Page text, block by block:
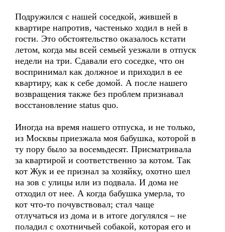
Подружился с нашей соседкой, жившей в
квартире напротив, частенько ходил в ней в
гости. Это обстоятельство оказалось кстати
летом, когда мы всей семьей уезжали в отпуск
недели на три. Сдавали его соседке, что он
воспринимал как должное и приходил в ее
квартиру, как к себе домой. А после нашего
возвращения также без проблем признавал
восстановление status quo.
Иногда на время нашего отпуска, и не только,
из Москвы приезжала моя бабушка, которой в
ту пору было за восемьдесят. Присматривала
за квартирой и соответственно за котом. Так
кот Жук и ее признал за хозяйку, охотно шел
на зов с улицы или из подвала. И дома не
отходил от нее. А когда бабушка умерла, то
кот что-то почувствовал; стал чаще
отлучаться из дома и в итоге догулялся – не
поладил с охотничьей собакой, которая его и